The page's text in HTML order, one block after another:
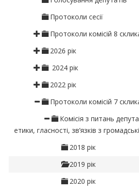
Протоколи сесії
Протоколи комісій 8
2026 рік
2024 рік
2022 рік
Протоколи комісій 7
Комісія з питань
етики, гласності, зв’язків з
2018 рік
2019 рік
2020 рік